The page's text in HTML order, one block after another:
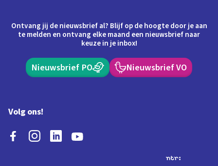
Ontvang jij de nieuwsbrief al? Blijf op de hoogte door je aan
te melden en ontvang elke maand een nieuwsbrief naar
keuze in je inbox!
Nieuwsbrief PO Nieuwsbrief VO
Volg ons!